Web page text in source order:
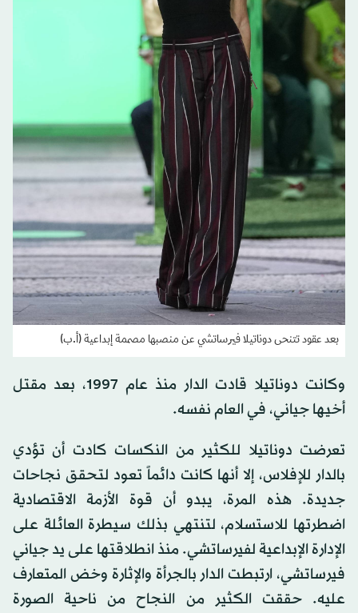
بعد عقود تتنحى دوناتيلا فيرساتشي عن منصبها مصممة إبداعية (أ.ب)
وكانت دوناتيلا قادت الدار منذ عام 1997، بعد مقتل
أخيها جياني، في العام نفسه.
تعرضت دوناتيلا للكثير من النكسات كادت أن تؤدي
بالدار للإفلاس، إلا أنها كانت دائماً تعود لتحقق نجاحات
جديدة. هذه المرة، يبدو أن قوة الأزمة الاقتصادية
اضطرتها للاستسلام، لتنتهي بذلك سيطرة العائلة على
الإدارة الإبداعية لفيرساتشي. منذ انطلاقتها على يد جياني
فيرساتشي، ارتبطت الدار بالجرأة والإثارة وخض المتعارف
عليه. حققت الكثير من النجاح من ناحية الصورة